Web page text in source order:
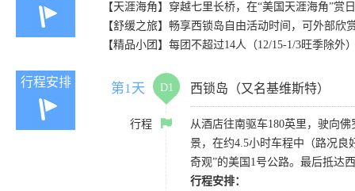
【天涯海角】穿越七里长桥，在“美国天涯海角”赏
【舒缓之旅】畅享西锁岛自由活动时间，可外部欣
【精品小团】每团不超过14人（12/15-1/3旺季除
行程安排 第1天 D1 西锁岛（又名基维斯特）
行程
从酒店往南驱车180英里，驶向
景，在约4.5小时车程中（路况良
奇观”的美国1号公路。最后抵达
行程安排：